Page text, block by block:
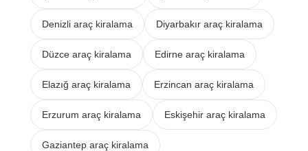
Denizli araç kiralama Diyarbakır araç kiralama
Düzce araç kiralama Edirne araç kiralama
Elazığ araç kiralama Erzincan araç kiralama
Erzurum araç kiralama Eskişehir araç kiralama
Gaziantep araç kiralama